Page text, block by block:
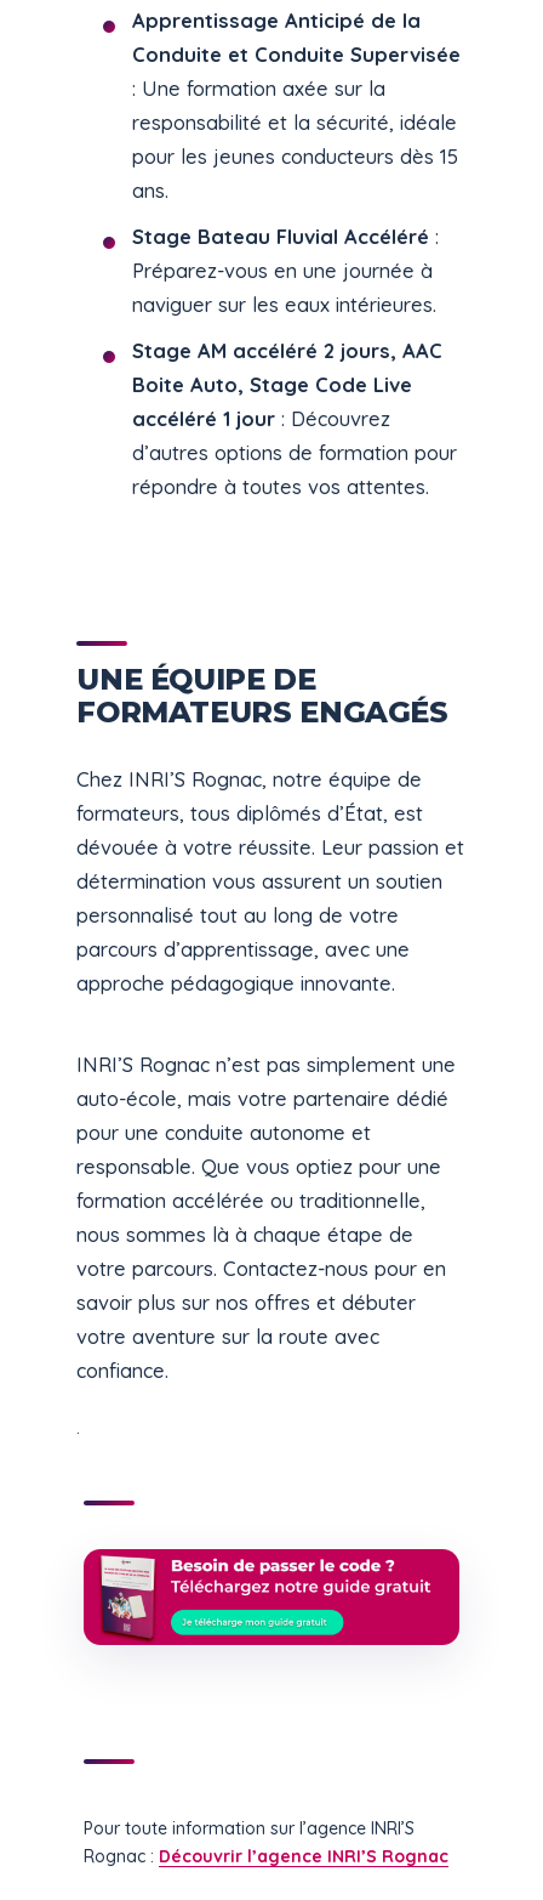
Apprentissage Anticipé de la
Conduite et Conduite Supervisée
: Une formation axée sur la
responsabilité et la sécurité, idéale
pour les jeunes conducteurs dès 15
ans.
Stage Bateau Fluvial Accéléré :
Préparez-vous en une journée à
naviguer sur les eaux intérieures.
Stage AM accéléré 2 jours, AAC
Boite Auto, Stage Code Live
accéléré 1 jour : Découvrez
d’autres options de formation pour
répondre à toutes vos attentes.
UNE ÉQUIPE DE
FORMATEURS ENGAGÉS
Chez INRI’S Rognac, notre équipe de
formateurs, tous diplômés d’État, est
dévouée à votre réussite. Leur passion et
détermination vous assurent un soutien
personnalisé tout au long de votre
parcours d’apprentissage, avec une
approche pédagogique innovante.
INRI’S Rognac n’est pas simplement une
auto-école, mais votre partenaire dédié
pour une conduite autonome et
responsable. Que vous optiez pour une
formation accélérée ou traditionnelle,
nous sommes là à chaque étape de
votre parcours. Contactez-nous pour en
savoir plus sur nos offres et débuter
votre aventure sur la route avec
confiance.
.
Pour toute information sur l’agence INRI’S
Rognac : Découvrir l’agence INRI’S Rognac